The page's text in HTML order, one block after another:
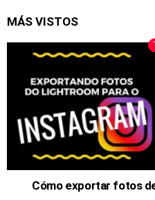
MÁS VISTOS
Cómo exportar fotos